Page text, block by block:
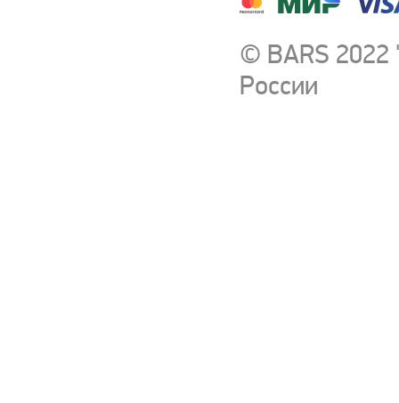
© BARS
России